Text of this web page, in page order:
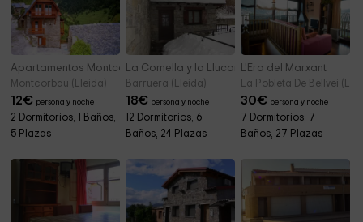
Apartamentos Montcorbau
Montcorbau (Lleida)
12€ persona y noche
2 Dormitorios, 1 Baños,
5 Plazas
La Comella y la Llucana - La Llucana
Barruera (Lleida)
18€ persona y noche
12 Dormitorios, 6
Baños, 24 Plazas
L'Era del Marxant
La Pobleta De Bellvei
30€ persona y noche
7 Dormitorios, 7
Baños, 27 Plazas